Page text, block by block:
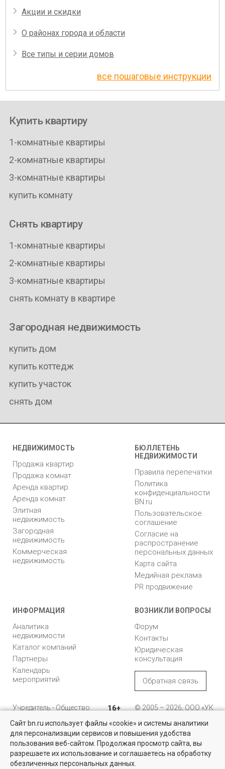
Акции и скидки
О районах города и области
Все типы и серии домов
все пошаговые инструкции
Купить квартиру
1-комнатные квартиры
2-комнатные квартиры
3-комнатные квартиры
купить комнату
Снять квартиру
1-комнатные квартиры
2-комнатные квартиры
3-комнатные квартиры
снять комнату в квартире
Загородная недвижимость
купить дом
купить коттедж
купить участок
снять дом
НЕДВИЖИМОСТЬ
Продажа квартир
Продажа комнат
Аренда квартир
Аренда комнат
Элитная
недвижимость
Загородная
недвижимость
Коммерческая
недвижимость
БЮЛЛЕТЕНЬ
НЕДВИЖИМОСТИ
Правила перепечатки
Политика
конфиденциальности
BN.ru
Пользовательское
соглашение
Согласие на
распространение
персональных данных
Карта сайта
Медийная реклама
PR продвижение
ИНФОРМАЦИЯ
Аналитика
недвижимости
Каталог компаний
Партнеры
Календарь
мероприятий
ВОЗНИКЛИ ВОПРОСЫ
Форум
Контакты
Юридическая
консультация
Обратная связь
Учредитель - Общество
ответственностью
"Управляющая
компания "Бюллетень
недвижимости"
16+
© 2005 – 2026, ООО «УК
196105, Санкт-
Петербург, пр. Юрия
Гагарина, 1
Сайт bn.ru использует файлы «cookie» и системы аналитики
для персонализации сервисов и повышения удобства
пользования веб-сайтом. Продолжая просмотр сайта, вы
разрешаете их использование и соглашаетесь на обработку
обезличенных персональных данных.